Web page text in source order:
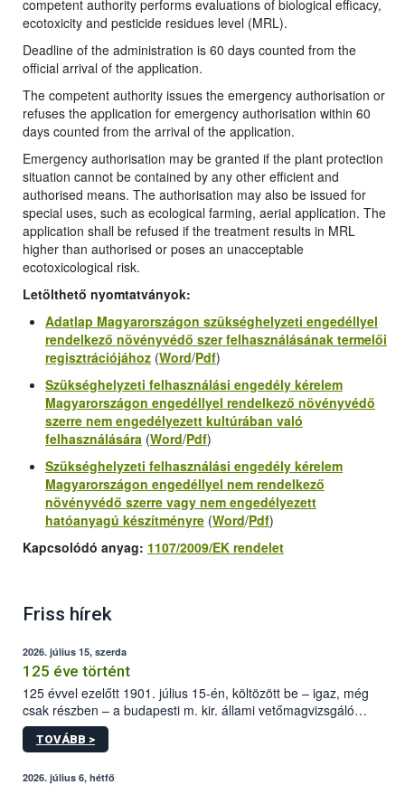
competent authority performs evaluations of biological efficacy,
ecotoxicity and pesticide residues level (MRL).
Deadline of the administration is 60 days counted from the
official arrival of the application.
The competent authority issues the emergency authorisation or
refuses the application for emergency authorisation within 60
days counted from the arrival of the application.
Emergency authorisation may be granted if the plant protection
situation cannot be contained by any other efficient and
authorised means. The authorisation may also be issued for
special uses, such as ecological farming, aerial application. The
application shall be refused if the treatment results in MRL
higher than authorised or poses an unacceptable
ecotoxicological risk.
Letölthető nyomtatványok:
Adatlap Magyarországon szükséghelyzeti engedéllyel
rendelkező növényvédő szer felhasználásának termelői
regisztrációjához (Word/Pdf)
Szükséghelyzeti felhasználási engedély kérelem
Magyarországon engedéllyel rendelkező növényvédő
szerre nem engedélyezett kultúrában való
felhasználására (Word/Pdf)
Szükséghelyzeti felhasználási engedély kérelem
Magyarországon engedéllyel nem rendelkező
növényvédő szerre vagy nem engedélyezett
hatóanyagú készítményre (Word/Pdf)
Kapcsolódó anyag: 1107/2009/EK rendelet
Friss hírek
2026. július 15, szerda
125 éve történt
125 évvel ezelőtt 1901. július 15-én, költözött be – igaz, még
csak részben – a budapesti m. kir. állami vetőmagvizsgáló
állomás a Kis Rókus utca 15. szám alatti, Czigler Győző által
tervezett új épületébe.
TOVÁBB >
2026. július 6, hétfő